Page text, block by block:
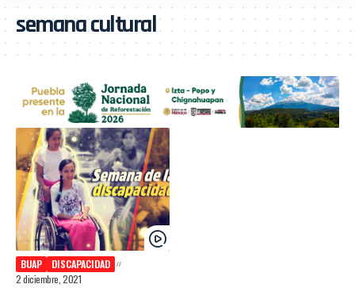
semana cultural
BUAP
DISCAPACIDAD
2 diciembre, 2021